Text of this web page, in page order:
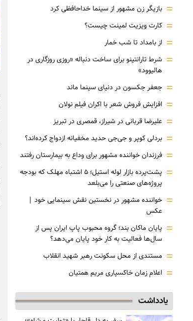
= بازیگر زن مشهور از سینما خداحافظی کرد
= کارت ویزیت لمینت چیست؟
= از بامداد تا شب خمار
= شرط تارانتینو برای ساخت دنباله «روزی روزگاری در
هالیوود»
= جعفر جکسون در دنیای سینما ماند
= افزایش فروش شعر با اکران فیلم نولان
= علیرضا قربانی در شیراز، قمصری در تبریز
= بردلی کوپر و جی‌جی حدید مخفیانه ازدواج کرده‌اند؟
= فرزندان خواننده مشهور برای وداع به بیمارستان رفتند
=
پشت‌پرده بازار لوله استیل؛ ۵ اشتباه مهلک که بودجه
پروژه‌های صنعتی را می‌بلعد
= خواننده مشهور در نخستین نقش سینمایی خود |‌
عکس
= پایان ماکان بند؛ گروه محبوب پاپ ایران پس از
سال‌ها فعالیت به کار خود پایان می‌دهد؟
= مستندی از محل سکونت رهبر شهید انقلاب
= اعلام زمان خاکسپاری مریم همتیان
یادداشت